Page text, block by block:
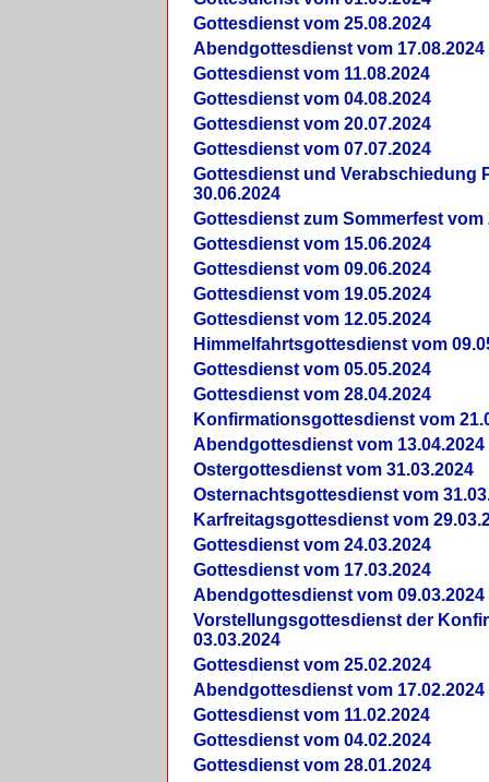
Gottesdienst vom 25.08.2024
Abendgottesdienst vom 17.08.2024
Gottesdienst vom 11.08.2024
Gottesdienst vom 04.08.2024
Gottesdienst vom 20.07.2024
Gottesdienst vom 07.07.2024
Gottesdienst und Verabschiedung
30.06.2024
Gottesdienst zum Sommerfest vom
Gottesdienst vom 15.06.2024
Gottesdienst vom 09.06.2024
Gottesdienst vom 19.05.2024
Gottesdienst vom 12.05.2024
Himmelfahrtsgottesdienst vom
Gottesdienst vom 05.05.2024
Gottesdienst vom 28.04.2024
Konfirmationsgottesdienst vom
Abendgottesdienst vom 13.04.2024
Ostergottesdienst vom 31.03.2024
Osternachtsgottesdienst vom
Karfreitagsgottesdienst vom
Gottesdienst vom 24.03.2024
Gottesdienst vom 17.03.2024
Abendgottesdienst vom 09.03.2024
Vorstellungsgottesdienst der
03.03.2024
Gottesdienst vom 25.02.2024
Abendgottesdienst vom 17.02.2024
Gottesdienst vom 11.02.2024
Gottesdienst vom 04.02.2024
Gottesdienst vom 28.01.2024